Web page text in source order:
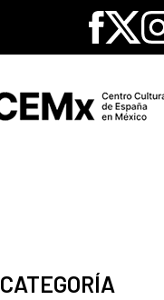
Facebook
X
CATEGORÍA